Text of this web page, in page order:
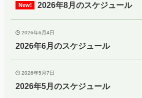
2026年8月のスケジュール
2026年6月4日
2026年6月のスケジュール
2026年5月7日
2026年5月のスケジュール